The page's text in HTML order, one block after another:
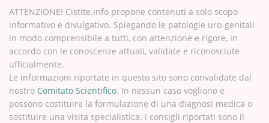
ATTENZIONE! Cistite.info propone contenuti a solo scopo
informativo e divulgativo. Spiegando le patologie uro-genitali
in modo comprensibile a tutti, con attenzione e rigore, in
accordo con le conoscenze attuali, validate e riconosciute
ufficialmente.
Le informazioni riportate in questo sito sono convalidate dal
nostro Comitato Scientifico. In nessun caso vogliono e
possono costituire la formulazione di una diagnosi medica o
sostituire una visita specialistica. I consigli riportati sono il